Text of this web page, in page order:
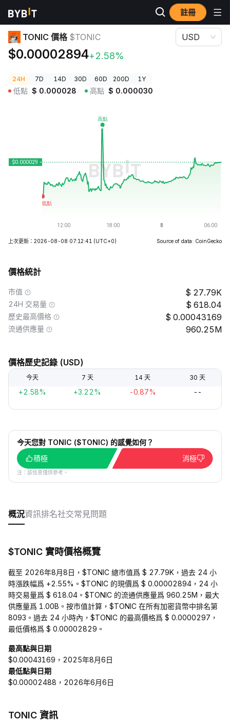
註冊
加密貨幣價格
TONIC 價格 $TONIC
$0.00002894+2.58%
USD
24H 7D 14D 30D 60D 200D 1Y
低點 $ 0.000028 高點 $ 0.000030
上次更新：2026-08-08 07:12:41 (UTC+0) Source of data: CoinGecko
價格統計
市值 27.79K
24H 交易量 618.04
歷史最高價格 0.00043169
流通供應量 960.25M
價格歷史記錄 (USD)
今天 7 天 14 天 30 天
+2.58% +3.22% -0.87% --
今天您對 TONIC ($TONIC) 的感覺如何？
積極
消極
注：該信息僅供參考。
概況資訊排名社交常見問題
$TONIC 實時價格概覽
截至 2026年8月8日，$TONIC 總市值爲 $ 27.79K，過去 24 小
時漲跌幅爲 +2.55%。$TONIC 的現價爲 $ 0.00002894，24 小
時交易量爲 $ 618.04。$TONIC 的流通供應量爲 960.25M，最大
供應量爲 1.00B。按市值計算，$TONIC 在所有加密貨幣中排名第
8093。過去 24 小時內，$TONIC 的最高價格爲 $ 0.0000297，
最低價格爲 $ 0.00002829。
最高點與日期
$0.00043169，2025年8月6日
最低點與日期
$0.00002488，2026年6月6日
TONIC 資訊